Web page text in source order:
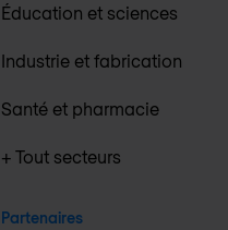
Éducation et sciences
Industrie et fabrication
Santé et pharmacie
+ Tout secteurs
Partenaires